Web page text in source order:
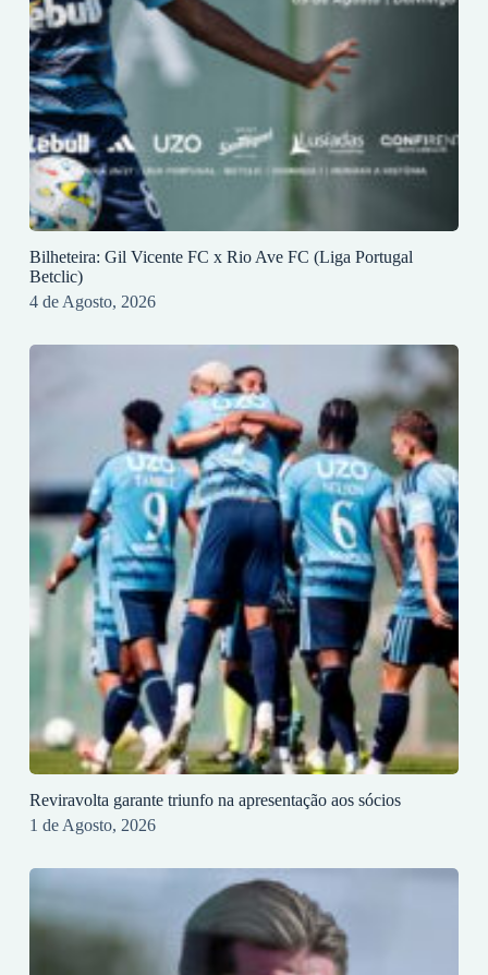
Bilheteira: Gil Vicente FC x Rio Ave FC (Liga Portugal
Betclic)
4 de Agosto, 2026
Reviravolta garante triunfo na apresentação aos sócios
1 de Agosto, 2026